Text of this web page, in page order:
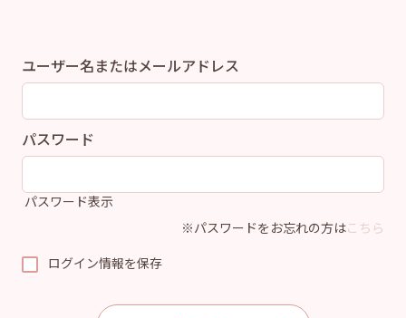
ユーザー名またはメールアドレス
パスワード
パスワード表示
※パスワードをお忘れの方はこちら
ログイン情報を保存